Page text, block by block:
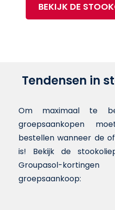
BEKIJK DE
Tendensen in
Om maximaal te
groepsaankopen
bestellen wanneer de
is! Bekijk de
Groupasol-
groepsaankoop: